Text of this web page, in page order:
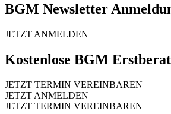
BGM Newsletter
JETZT ANMELDEN
Kostenlose BGM
JETZT TERMIN VEREINBAREN
JETZT ANMELDEN
JETZT TERMIN VEREINBAREN